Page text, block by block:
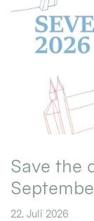
Save the
22. Juli 2026